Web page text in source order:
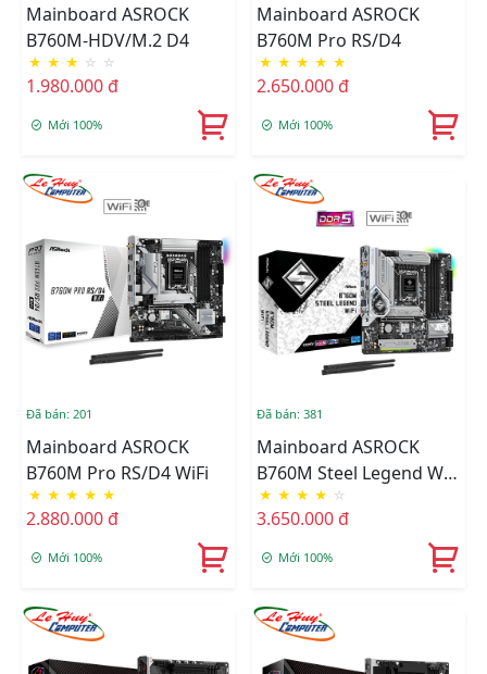
Mainboard ASROCK
B760M-HDV/M.2 D4
★ ★ ★ ☆ ☆
1.980.000 đ
Mới 100%
Mainboard ASROCK
B760M Pro RS/D4
★ ★ ★ ★ ★
2.650.000 đ
Mới 100%
Đã bán: 201
Mainboard ASROCK
B760M Pro RS/D4 WiFi
★ ★ ★ ★ ★
2.880.000 đ
Mới 100%
Đã bán: 381
Mainboard ASROCK
B760M Steel Legend WiFi
DDR5
★ ★ ★ ★ ☆
3.650.000 đ
Mới 100%